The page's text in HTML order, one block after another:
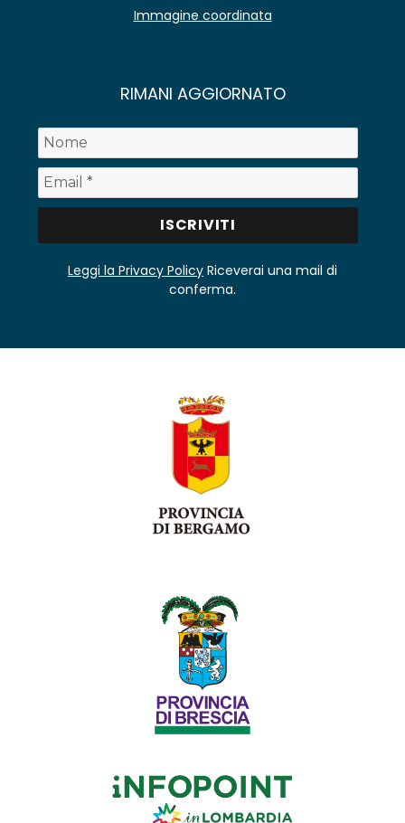
Immagine coordinata
RIMANI AGGIORNATO
Leggi la Privacy Policy Riceverai una mail di
conferma.